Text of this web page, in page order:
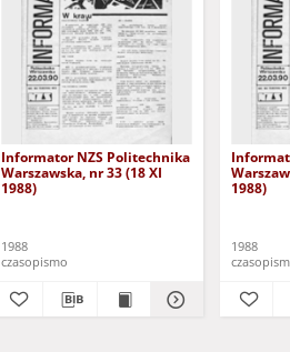
Informator NZS Politechnika
Warszawska, nr 33 (18 XI
1988)
1988
czasopismo
1988)
1988